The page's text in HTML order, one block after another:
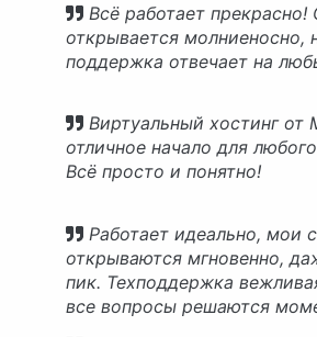
Всё работает прекрасно!
открывается молниеносно,
поддержка отвечает на
Виртуальный хостинг от
отличное начало для
Всё просто и понятно!
Работает идеально, мои
открываются мгновенно,
пик. Техподдержка
все вопросы решаются